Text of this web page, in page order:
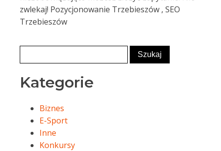
zwlekaj! Pozycjonowanie Trzebieszów , SEO
Trzebieszów
Kategorie
Biznes
E-Sport
Inne
Konkursy